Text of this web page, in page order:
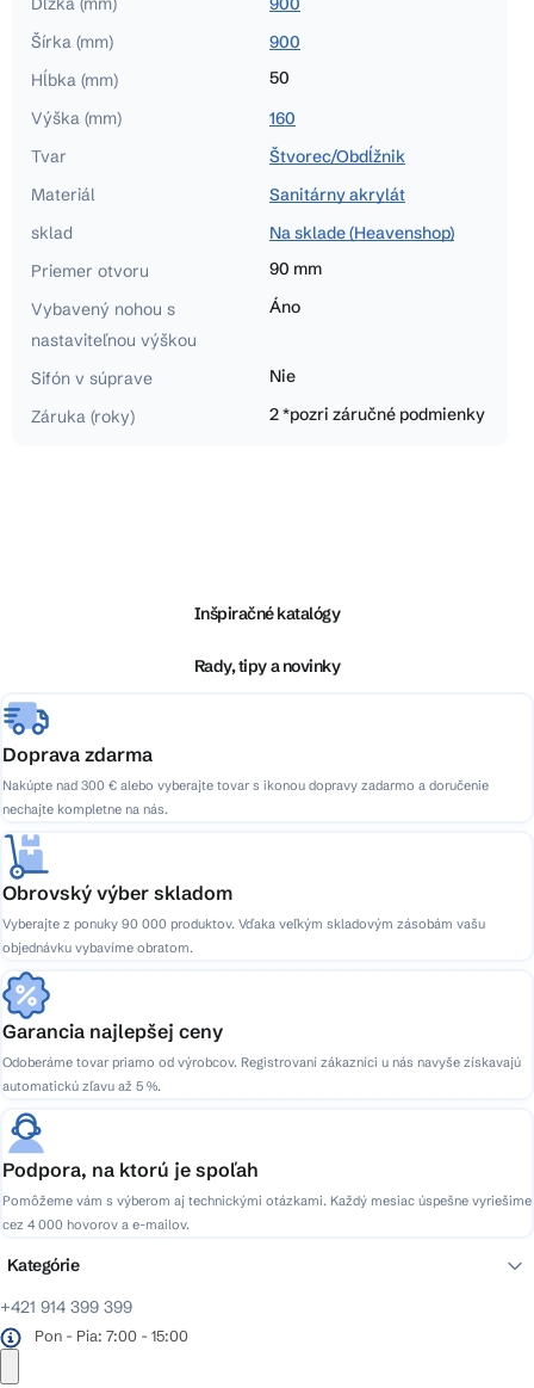
Šírka (mm)
900
Hĺbka (mm)
50
Výška (mm)
160
Tvar
Štvorec/Obdĺžnik
Materiál
Sanitárny akrylát
sklad
Na sklade (Heavenshop)
Priemer otvoru
90 mm
Vybavený nohou s
nastaviteľnou výškou
Áno
Sifón v súprave
Nie
Záruka (roky)
2 *pozri záručné podmienky
e
Inšpiračné katalógy
Rady, tipy a novinky
Doprava zdarma
Nakúpte nad 300 € alebo vyberajte tovar s ikonou dopravy zadarmo a doručenie
nechajte kompletne na nás.
Obrovský výber skladom
Vyberajte z ponuky 90 000 produktov. Vďaka veľkým skladovým zásobám vašu
objednávku vybavíme obratom.
Garancia najlepšej ceny
Odoberáme tovar priamo od výrobcov. Registrovaní zákazníci u nás navyše získavajú
automatickú zľavu až 5 %.
Podpora, na ktorú je spoľah
Pomôžeme vám s výberom aj technickými otázkami. Každý mesiac úspešne vyriešime
cez 4 000 hovorov a e-mailov.
+421 914 399 399
Pon - Pia: 7:00 - 15:00
Kategórie